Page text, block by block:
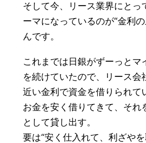
そして今、リース業界にとっ
ーマになっているのが“金利
んです。
これまでは日銀がずーっとマ
を続けていたので、リース会
近い金利で資金を借りられて
お金を安く借りてきて、それ
として貸し出す。
要は“安く仕入れて、利ざや